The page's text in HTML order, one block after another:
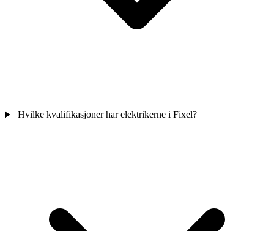
Hvilke kvalifikasjoner har elektrikerne i Fixel?